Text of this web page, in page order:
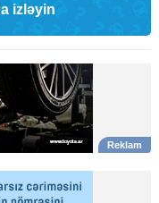
izləyin